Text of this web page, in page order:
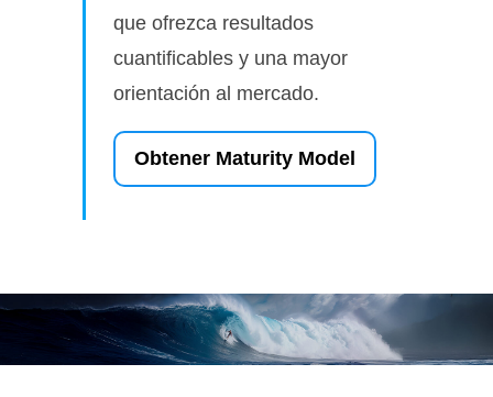
que ofrezca resultados
cuantificables y una mayor
orientación al mercado.
Obtener Maturity Model